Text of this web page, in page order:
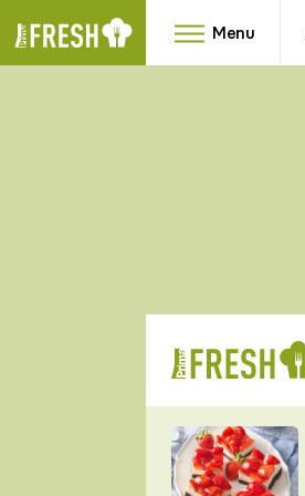
Menu
RYCHLOVKY